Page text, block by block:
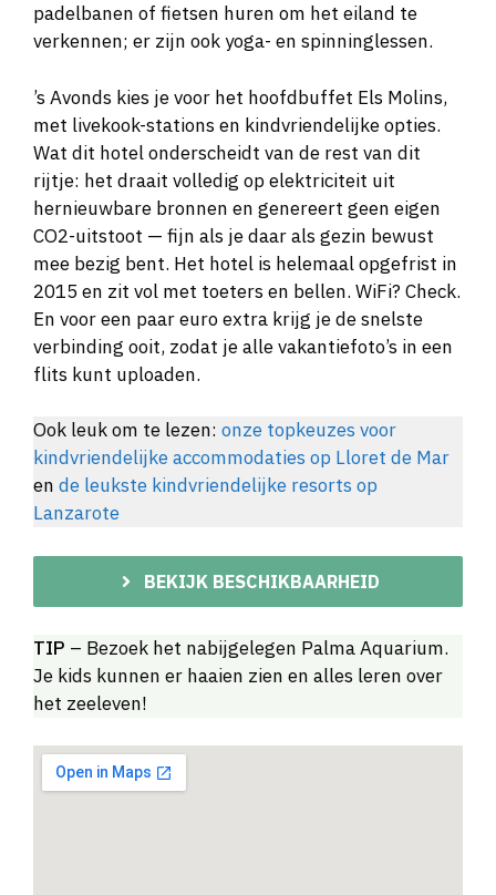
padelbanen of fietsen huren om het eiland te
verkennen; er zijn ook yoga- en spinninglessen.
’s Avonds kies je voor het hoofdbuffet Els Molins,
met livekook-stations en kindvriendelijke opties.
Wat dit hotel onderscheidt van de rest van dit
rijtje: het draait volledig op elektriciteit uit
hernieuwbare bronnen en genereert geen eigen
CO2-uitstoot — fijn als je daar als gezin bewust
mee bezig bent. Het hotel is helemaal opgefrist in
2015 en zit vol met toeters en bellen. WiFi? Check.
En voor een paar euro extra krijg je de snelste
verbinding ooit, zodat je alle vakantiefoto’s in een
flits kunt uploaden.
Ook leuk om te lezen: onze topkeuzes voor
kindvriendelijke accommodaties op Lloret de Mar
en de leukste kindvriendelijke resorts op
Lanzarote
BEKIJK BESCHIKBAARHEID
TIP – Bezoek het nabijgelegen Palma Aquarium.
Je kids kunnen er haaien zien en alles leren over
het zeeleven!